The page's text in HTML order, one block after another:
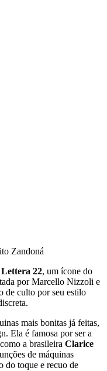
Zandoná
22, um ícone do
por Marcello Nizzoli e
de culto por seu estilo
mais bonitas já feitas,
Ela é famosa por ser a
a brasileira Clarice
de máquinas
do toque e recuo de